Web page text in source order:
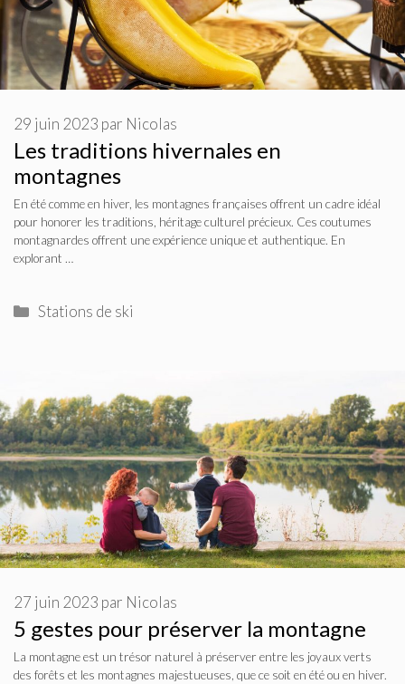
Les traditions hivernales en
montagnes
29 juin 2023 par Nicolas
En été comme en hiver, les montagnes françaises offrent un cadre idéal
pour honorer les traditions, héritage culturel précieux. Ces coutumes
montagnardes offrent une expérience unique et authentique. En
explorant …
Catégories
Stations de ski
5 gestes pour préserver la montagne
27 juin 2023 par Nicolas
La montagne est un trésor naturel à préserver entre les joyaux verts
des forêts et les montagnes majestueuses, que ce soit en été ou en hiver.